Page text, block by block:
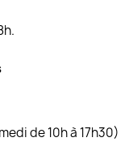
de 10h à 17h30)